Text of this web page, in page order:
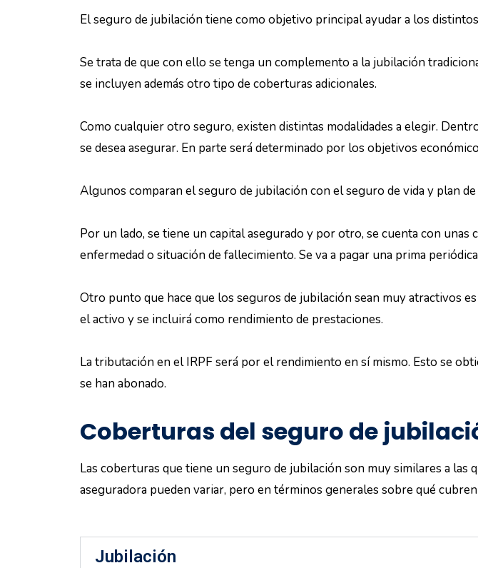
El seguro de jubilación tiene como objetivo principal ayudar a los
Se trata de que con ello se tenga un complemento a la jubilación
se incluyen además otro tipo de coberturas adicionales.
Como cualquier otro seguro, existen distintas modalidades a elegir.
se desea asegurar. En parte será determinado por los objetivos
Algunos comparan el seguro de jubilación con el seguro de vida y plan
Por un lado, se tiene un capital asegurado y por otro, se cuenta con
enfermedad o situación de fallecimiento. Se va a pagar una prima
Otro punto que hace que los seguros de jubilación sean muy atractivos
el activo y se incluirá como rendimiento de prestaciones.
La tributación en el IRPF será por el rendimiento en sí mismo. Esto se
se han abonado.
Coberturas del seguro de
Las coberturas que tiene un seguro de jubilación son muy similares a las
aseguradora pueden variar, pero en términos generales sobre qué
Jubilación